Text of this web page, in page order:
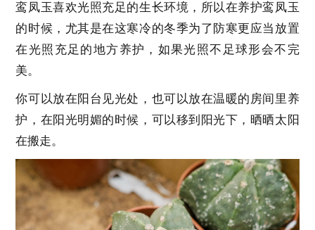
鸾凤玉喜欢光照充足的生长环境，所以在养护鸾凤玉
的时候，尤其是在这寒冷的冬季为了防寒更应当放置
在光照充足的地方养护，如果光照不足球形会不完
美。
你可以放在阳台见光处，也可以放在温暖的房间里养
护，在阳光明媚的时候，可以移到阳光下，晒晒太阳
在搬走。